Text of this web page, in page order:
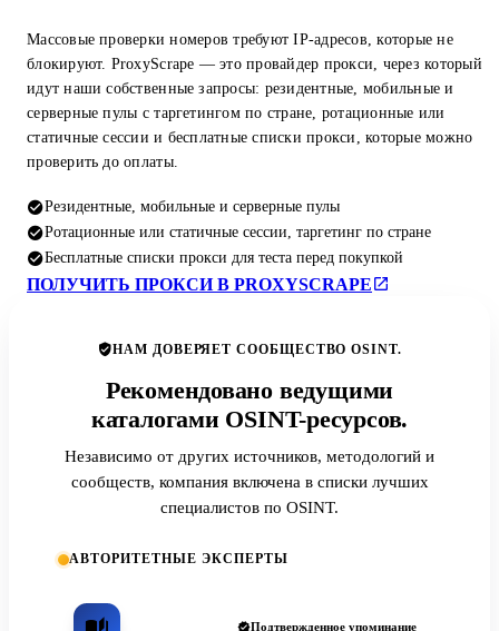
Массовые проверки номеров требуют IP-адресов, которые не
блокируют. ProxyScrape — это провайдер прокси, через который
идут наши собственные запросы: резидентные, мобильные и
серверные пулы с таргетингом по стране, ротационные или
статичные сессии и бесплатные списки прокси, которые можно
проверить до оплаты.
Резидентные, мобильные и серверные пулы
Ротационные или статичные сессии, таргетинг по стране
Бесплатные списки прокси для теста перед покупкой
ПОЛУЧИТЬ ПРОКСИ В PROXYSCRAPE
НАМ ДОВЕРЯЕТ СООБЩЕСТВО OSINT.
Рекомендовано ведущими
каталогами OSINT-ресурсов.
Независимо от других источников, методологий и
сообществ, компания включена в списки лучших
специалистов по OSINT.
АВТОРИТЕТНЫЕ ЭКСПЕРТЫ
Подтвержденное упоминание